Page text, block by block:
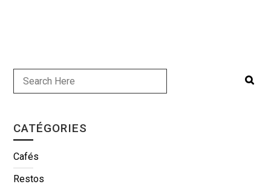
CATÉGORIES
Cafés
Restos